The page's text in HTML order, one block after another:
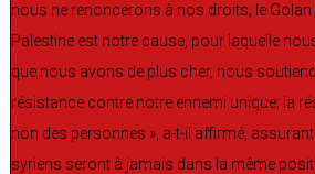
nous ne renoncerons à nos droits; le
Palestine est notre cause, pour laquelle
que nous avons de plus cher, nous
résistance contre notre ennemi unique; la
non des personnes », a-t-il affirmé, assurant
syriens seront à jamais dans la même